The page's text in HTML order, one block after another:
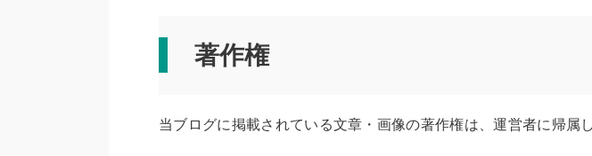
著作権
当ブログに掲載されている文章・画像の著作権は、運営者に帰属